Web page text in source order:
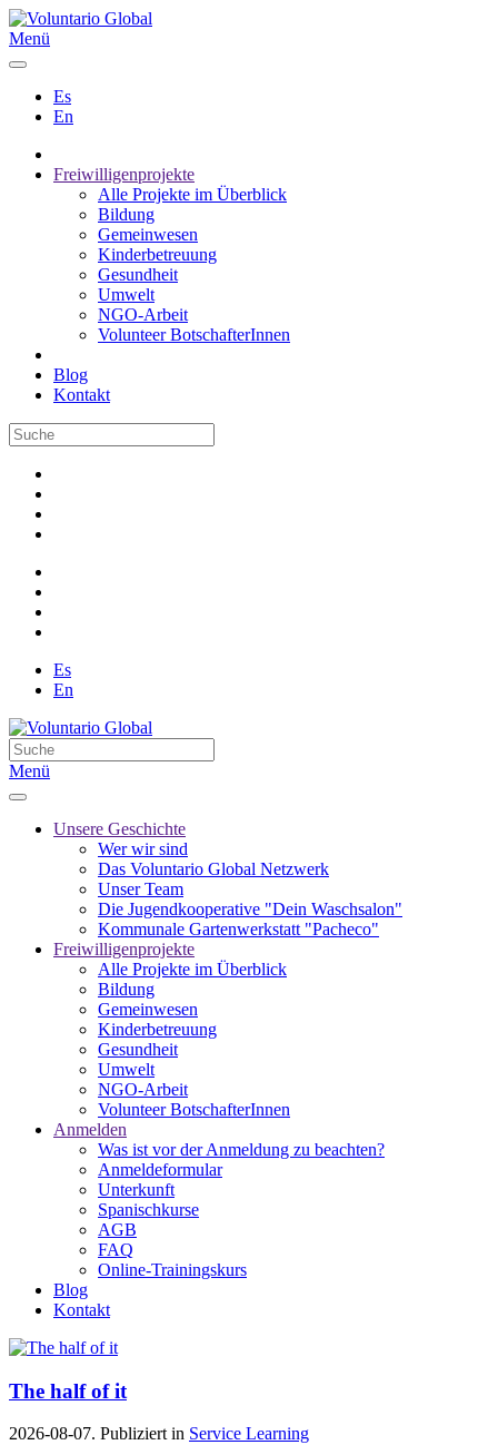
Menü
Es
En
Freiwilligenprojekte
Alle Projekte im Überblick
Bildung
Gemeinwesen
Kinderbetreuung
Gesundheit
Umwelt
NGO-Arbeit
Volunteer BotschafterInnen
Blog
Kontakt
Es
En
Menü
Unsere Geschichte
Wer wir sind
Das Voluntario Global Netzwerk
Unser Team
Die Jugendkooperative "Dein Waschsalon"
Kommunale Gartenwerkstatt "Pacheco"
Freiwilligenprojekte
Alle Projekte im Überblick
Bildung
Gemeinwesen
Kinderbetreuung
Gesundheit
Umwelt
NGO-Arbeit
Volunteer BotschafterInnen
Anmelden
Was ist vor der Anmeldung zu beachten?
Anmeldeformular
Unterkunft
Spanischkurse
AGB
FAQ
Online-Trainingskurs
Blog
Kontakt
The half of it
2026-08-07. Publiziert in Service Learning